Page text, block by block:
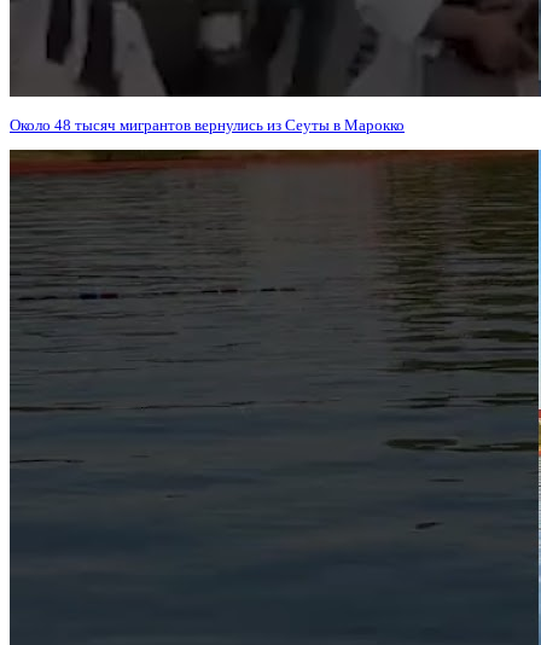
Около 48 тысяч мигрантов вернулись из Сеуты в Марокко